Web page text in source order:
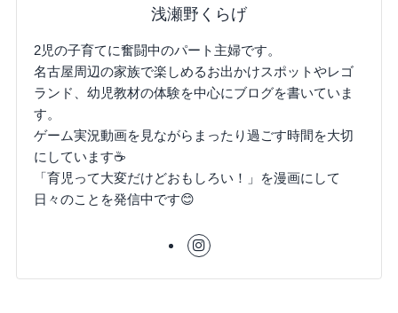
浅瀬野くらげ
2児の子育てに奮闘中のパート主婦です。
名古屋周辺の家族で楽しめるお出かけスポットやレゴ
ランド、幼児教材の体験を中心にブログを書いていま
す。
ゲーム実況動画を見ながらまったり過ごす時間を大切
にしています☕
「育児って大変だけどおもしろい！」を漫画にして
日々のことを発信中です😊